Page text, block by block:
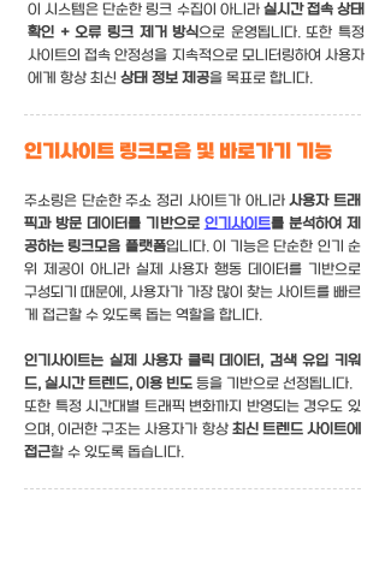
이 시스템은 단순한 링크 수집이 아니라 실시간 접속 상태
확인 + 오류 링크 제거 방식으로 운영됩니다. 또한 특정
사이트의 접속 안정성을 지속적으로 모니터링하여 사용자
에게 항상 최신 상태 정보 제공을 목표로 합니다.
인기사이트 링크모음 및 바로가기 기능
주소링은 단순한 주소 정리 사이트가 아니라사용자 트래
픽과 방문 데이터를 기반으로인기사이트를 분석하여 제
공하는 링크모음 플랫폼입니다. 이 기능은 단순한 인기 순
위 제공이 아니라 실제 사용자 행동 데이터를 기반으로
구성되기 때문에, 사용자가 가장 많이 찾는 사이트를 빠르
게 접근할 수 있도록 돕는 역할을 합니다.
인기사이트는 실제 사용자 클릭 데이터, 검색 유입 키워
드, 실시간 트렌드, 이용 빈도 등을 기반으로 선정됩니다.
또한 특정 시간대별 트래픽 변화까지 반영되는 경우도 있
으며, 이러한 구조는 사용자가 항상 최신 트렌드 사이트에
접근할 수 있도록 돕습니다.